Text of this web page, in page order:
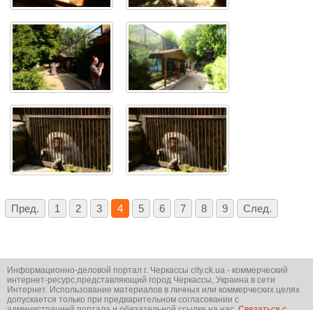
Пред. 1 2 3 4 5 6 7 8 9 След.
Информационно-деловой портал г. Черкассы city.ck.ua - коммерческий
интернет-ресурс,представляющий город Черкассы, Украина в сети
Интернет. Использование материалов в личных или коммерческих целях
допускается только при предварительном согласовании с